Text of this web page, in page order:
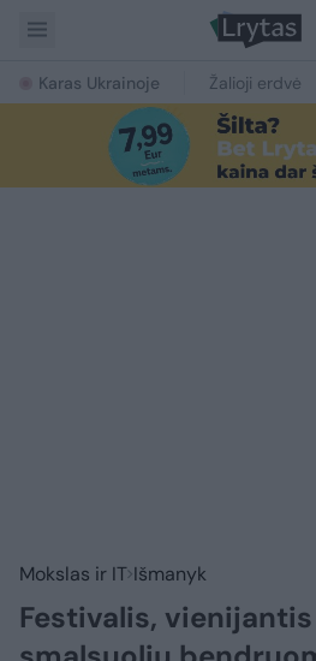
Karas Ukrainoje Žalioji erdvė
Mokslas ir IT Išmanyk
Festivalis,